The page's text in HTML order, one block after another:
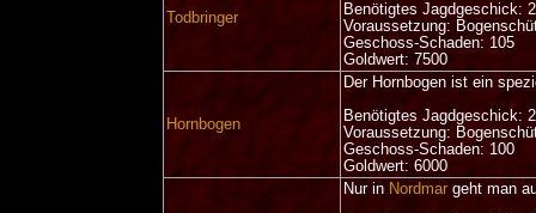
Todbringer
Benötigtes Jagdgeschick:
Voraussetzung:
Geschoss-Schaden: 105
Goldwert: 7500
Hornbogen
Der Hornbogen ist ein
Benötigtes Jagdgeschick:
Voraussetzung:
Geschoss-Schaden: 100
Goldwert: 6000
Nur in Nordmar geht man